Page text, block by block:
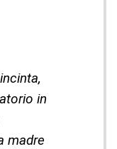
in
madre